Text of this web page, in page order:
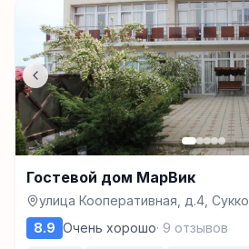
Гостевой дом МарВик
улица Кооперативная, д.4, Сукко
8.9 Очень хорошо· 9 отзывов